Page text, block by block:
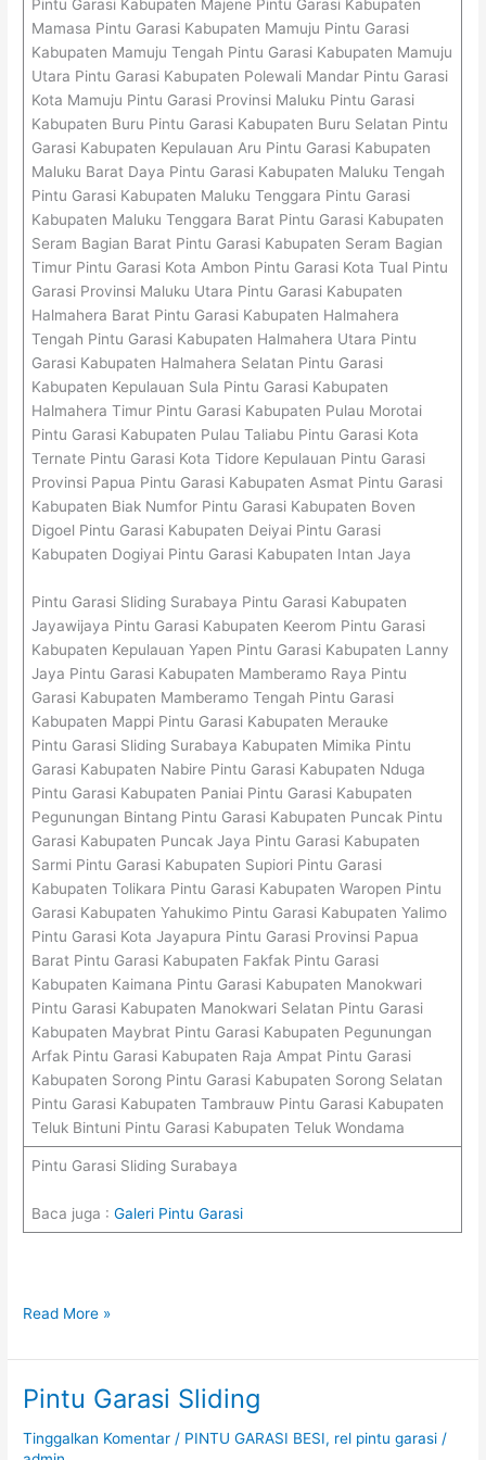
Pintu Garasi Kabupaten Majene Pintu Garasi Kabupaten
Mamasa Pintu Garasi Kabupaten Mamuju Pintu Garasi
Kabupaten Mamuju Tengah Pintu Garasi Kabupaten Mamuju
Utara Pintu Garasi Kabupaten Polewali Mandar Pintu Garasi
Kota Mamuju Pintu Garasi Provinsi Maluku Pintu Garasi
Kabupaten Buru Pintu Garasi Kabupaten Buru Selatan Pintu
Garasi Kabupaten Kepulauan Aru Pintu Garasi Kabupaten
Maluku Barat Daya Pintu Garasi Kabupaten Maluku Tengah
Pintu Garasi Kabupaten Maluku Tenggara Pintu Garasi
Kabupaten Maluku Tenggara Barat Pintu Garasi Kabupaten
Seram Bagian Barat Pintu Garasi Kabupaten Seram Bagian
Timur Pintu Garasi Kota Ambon Pintu Garasi Kota Tual Pintu
Garasi Provinsi Maluku Utara Pintu Garasi Kabupaten
Halmahera Barat Pintu Garasi Kabupaten Halmahera
Tengah Pintu Garasi Kabupaten Halmahera Utara Pintu
Garasi Kabupaten Halmahera Selatan Pintu Garasi
Kabupaten Kepulauan Sula Pintu Garasi Kabupaten
Halmahera Timur Pintu Garasi Kabupaten Pulau Morotai
Pintu Garasi Kabupaten Pulau Taliabu Pintu Garasi Kota
Ternate Pintu Garasi Kota Tidore Kepulauan Pintu Garasi
Provinsi Papua Pintu Garasi Kabupaten Asmat Pintu Garasi
Kabupaten Biak Numfor Pintu Garasi Kabupaten Boven
Digoel Pintu Garasi Kabupaten Deiyai Pintu Garasi
Kabupaten Dogiyai Pintu Garasi Kabupaten Intan Jaya
Pintu Garasi Sliding Surabaya Pintu Garasi Kabupaten
Jayawijaya Pintu Garasi Kabupaten Keerom Pintu Garasi
Kabupaten Kepulauan Yapen Pintu Garasi Kabupaten Lanny
Jaya Pintu Garasi Kabupaten Mamberamo Raya Pintu
Garasi Kabupaten Mamberamo Tengah Pintu Garasi
Kabupaten Mappi Pintu Garasi Kabupaten Merauke
Pintu Garasi Sliding Surabaya Kabupaten Mimika Pintu
Garasi Kabupaten Nabire Pintu Garasi Kabupaten Nduga
Pintu Garasi Kabupaten Paniai Pintu Garasi Kabupaten
Pegunungan Bintang Pintu Garasi Kabupaten Puncak Pintu
Garasi Kabupaten Puncak Jaya Pintu Garasi Kabupaten
Sarmi Pintu Garasi Kabupaten Supiori Pintu Garasi
Kabupaten Tolikara Pintu Garasi Kabupaten Waropen Pintu
Garasi Kabupaten Yahukimo Pintu Garasi Kabupaten Yalimo
Pintu Garasi Kota Jayapura Pintu Garasi Provinsi Papua
Barat Pintu Garasi Kabupaten Fakfak Pintu Garasi
Kabupaten Kaimana Pintu Garasi Kabupaten Manokwari
Pintu Garasi Kabupaten Manokwari Selatan Pintu Garasi
Kabupaten Maybrat Pintu Garasi Kabupaten Pegunungan
Arfak Pintu Garasi Kabupaten Raja Ampat Pintu Garasi
Kabupaten Sorong Pintu Garasi Kabupaten Sorong Selatan
Pintu Garasi Kabupaten Tambrauw Pintu Garasi Kabupaten
Teluk Bintuni Pintu Garasi Kabupaten Teluk Wondama
Pintu Garasi Sliding Surabaya
Baca juga : Galeri Pintu Garasi
Read More »
Pintu Garasi Sliding
Tinggalkan Komentar / PINTU GARASI BESI, rel pintu garasi /
Pintu
Sliding